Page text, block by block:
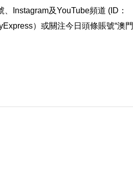
Instagram及YouTube頻道 (ID：
）或關注今日頭條賬號“澳門